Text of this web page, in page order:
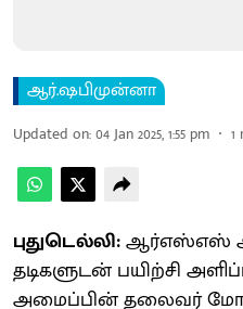
ஆர்.ஷபிமுன்னா
Updated on:04 Jan 2025, 1:55 pm 1
புதுடெல்லி:ஆர்எஸ்எஸ்
தடிகளுடன் பயிற்சி
அமைப்பின் தலைவர்